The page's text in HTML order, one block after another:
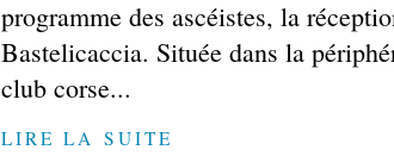
programme des ascéistes, la
Bastelicaccia. Située dans la
club corse...
LIRE LA SUITE